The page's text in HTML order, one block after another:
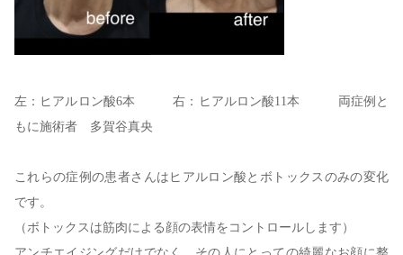
左：ヒアルロン酸6本 右：ヒアルロン酸11本 両症例と
もに施術者 多賀谷真央
これらの症例の患者さんはヒアルロン酸とボトックスのみの変化
です。
（ボトックスは筋肉による顔の表情をコントロールします）